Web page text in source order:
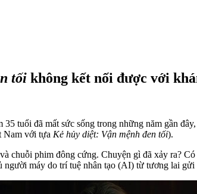
tối không kết nối được với
tuổi đã mất sức sống trong những năm gần
Nam với tựa Kẻ hủy diệt: Vận mệnh đen tối).
chuỗi phim đông cứng. Chuyện gì đã xảy ra?
người máy do trí tuệ nhân tạo (AI) từ tương lai gửi